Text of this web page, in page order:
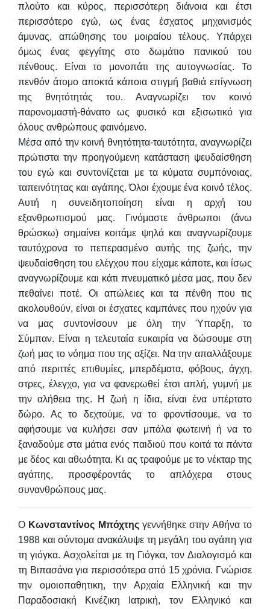
πλούτο και κύρος, περισσότερη διάνοια και έτσι
περισσότερο εγώ, ως ένας έσχατος μηχανισμός
άμυνας, απώθησης του μοιραίου τέλους. Υπάρχει
όμως ένας φεγγίτης στο δωμάτιο πανικού του
πένθους. Είναι το μονοπάτι της αυτογνωσίας. Το
πενθόν άτομο αποκτά κάποια στιγμή βαθιά επίγνωση
της θνητότητάς του. Αναγνωρίζει τον κοινό
παρονομαστή-θάνατο ως φυσικό και εξισωτικό για
όλους ανθρώπους φαινόμενο.
Μέσα από την κοινή θνητότητα-ταυτότητα, αναγνωρίζει
πρώτιστα την προηγούμενη κατάσταση ψευδαίσθηση
του εγώ και συντονίζεται με τα κύματα συμπόνοιας,
ταπεινότητας και αγάπης.Όλοι έχουμε ένα κοινό τέλος.
Αυτή η συνειδητοποίηση είναι η αρχή του
εξανθρωπισμού μας. Γινόμαστε άνθρωποι (άνω
θρώσκω) σημαίνει κοιτάμε ψηλά και αναγνωρίζουμε
ταυτόχρονα το πεπερασμένο αυτής της ζωής, την
ψευδαίσθηση του ελέγχου που είχαμε κάποτε, και ίσως
αναγνωρίζουμε και κάτι πνευματικό μέσα μας, που δεν
πεθαίνει ποτέ. Οι απώλειες και τα πένθη που τις
ακολουθούν, είναι οι έσχατες καμπάνες που ηχούν για
να μας συντονίσουν με όλη την Ύπαρξη, το
Σύμπαν. Είναι η τελευταία ευκαιρία να δώσουμε στη
ζωή μας το νόημα που της αξίζει. Να την απαλλάξουμε
από περιττές επιθυμίες, μπερδέματα, φόβους, άγχη,
στρες, έλεγχο, για να φανερωθεί έτσι απλή, γυμνή με
την αλήθεια της. Η ζωή η ίδια, είναι ένα υπέρτατο
δώρο. Ας το δεχτούμε, να το φροντίσουμε, να το
αφήσουμε να κυλήσει σαν μπάλα φωτεινή ή να το
ξαναδούμε στα μάτια ενός παιδιού που κοιτά τα πάντα
με δέος και αθωότητα. Κι ας τραφούμε με το νέκταρ της
αγάπης, προσφέροντάς το απλόχερα στους
συνανθρώπους μας.
Ο Κωνσταντίνος Μπόχτηςγεννήθηκε στην Αθήνα το
1988 και σύντομα ανακάλυψε τη μεγάλη του αγάπη για
τη γιόγκα. Ασχολείται με τη Γιόγκα, τον Διαλογισμό και
τη Βιπασάνα για περισσότερα από 15 χρόνια. Γνώρισε
την ομοιοπαθητικη, την Αρχαία Ελληνική και την
Παραδοσιακή Κινέζικη Ιατρική, τον Ελληνικό και